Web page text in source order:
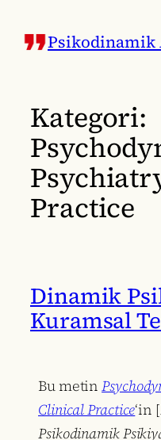
Psikodinamik
Kategori:
Practice
Dinamik
Kuramsal
Bu metin
Clinical Practice‘in [
Psikodinamik